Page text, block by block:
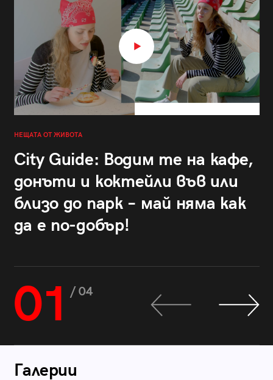
НЕЩАТА ОТ ЖИВОТА
City Guide: Водим те на кафе,
донъти и коктейли във или
близо до парк – май няма как
да е по-добър!
01 / 04
Галерии